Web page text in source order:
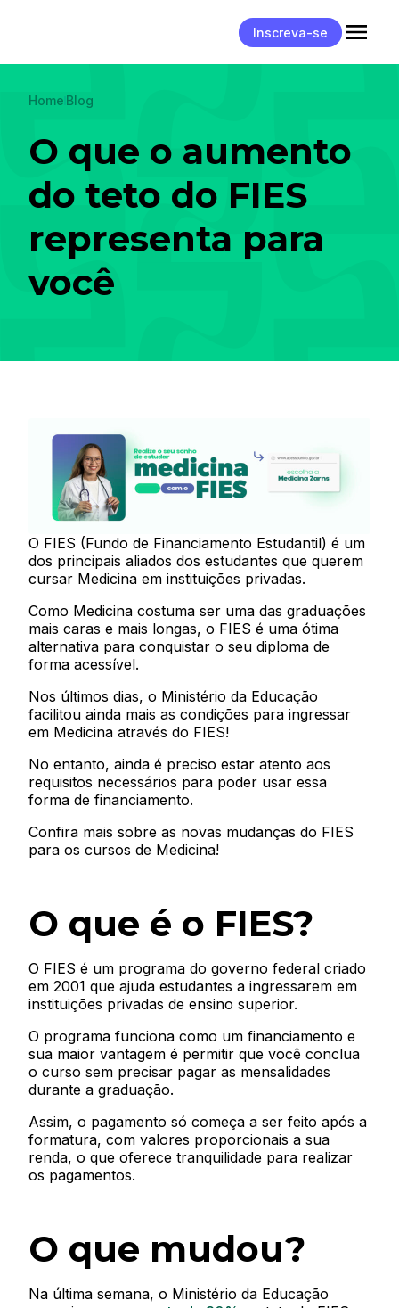
Inscreva-se
Home Blog
O que o aumento
do teto do FIES
representa para
você
O FIES (Fundo de Financiamento Estudantil) é um
dos principais aliados dos estudantes que querem
cursar Medicina em instituições privadas.
Como Medicina costuma ser uma das graduações
mais caras e mais longas, o FIES é uma ótima
alternativa para conquistar o seu diploma de
forma acessível.
Nos últimos dias, o Ministério da Educação
facilitou ainda mais as condições para ingressar
em Medicina através do FIES!
No entanto, ainda é preciso estar atento aos
requisitos necessários para poder usar essa
forma de financiamento.
Confira mais sobre as novas mudanças do FIES
para os cursos de Medicina!
O que é o FIES?
O FIES é um programa do governo federal criado
em 2001 que ajuda estudantes a ingressarem em
instituições privadas de ensino superior.
O programa funciona como um financiamento e
sua maior vantagem é permitir que você conclua
o curso sem precisar pagar as mensalidades
durante a graduação.
Assim, o pagamento só começa a ser feito após a
formatura, com valores proporcionais a sua
renda, o que oferece tranquilidade para realizar
os pagamentos.
O que mudou?
Na última semana, o Ministério da Educação